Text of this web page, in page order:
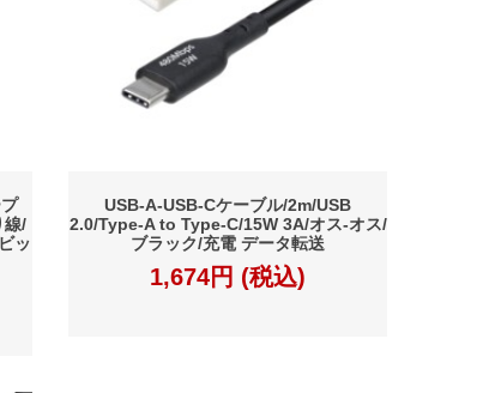
線/
ッ
USB-A-USB-Cケーブル/2m/USB
2.0/Type-A to Type-C/15W 3A/オス-オス/
ブラック/充電 データ転送
1,674円 (税込)